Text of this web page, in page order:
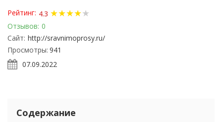
Рейтинг: 4.3 ★★★★★
Отзывов: 0
Сайт: http://sravnimoprosy.ru/
Просмотры: 941
07.09.2022
Содержание